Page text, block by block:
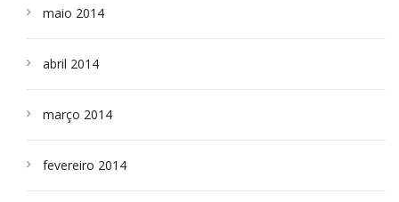
maio 2014
abril 2014
março 2014
fevereiro 2014